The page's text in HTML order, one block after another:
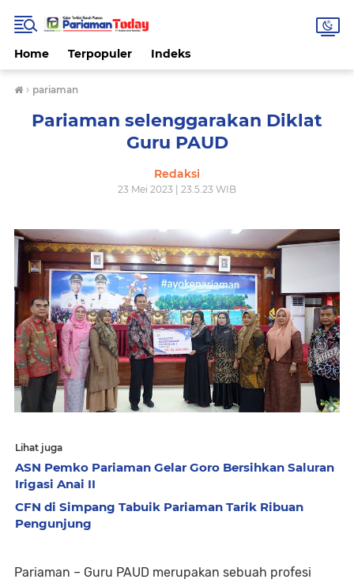
Home Terpopuler Indeks
› pariaman
Pariaman selenggarakan Diklat
Guru PAUD
Redaksi
23 Mei 2023 | 23.5.23 WIB
Lihat juga
ASN Pemko Pariaman Gelar Goro Bersihkan Saluran
Irigasi Anai II
CFN di Simpang Tabuik Pariaman Tarik Ribuan
Pengunjung
Pariaman – Guru PAUD merupakan sebuah profesi